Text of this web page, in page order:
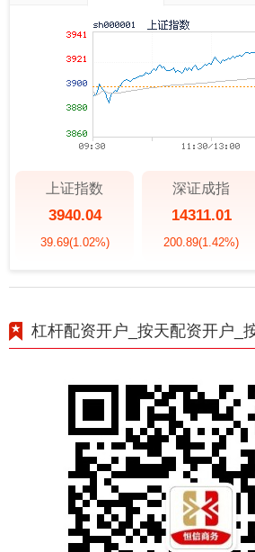
上证指数
3940.04
39.69(1.02%)
深证成指
14311.01
200.89(1.42%)
杠杆配资开户_按天配资开户_